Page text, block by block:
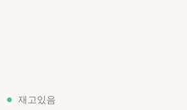
재고있음